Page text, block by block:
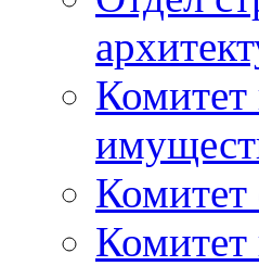
Комитет